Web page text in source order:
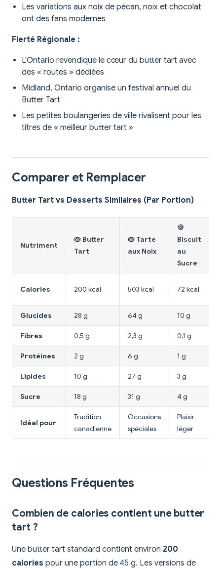
Les variations aux noix de pécan, noix et chocolat
ont des fans modernes
Fierté Régionale :
L'Ontario revendique le cœur du butter tart avec
des « routes » dédiées
Midland, Ontario organise un festival annuel du
Butter Tart
Les petites boulangeries de ville rivalisent pour les
titres de « meilleur butter tart »
Comparer et Remplacer
Butter Tart vs Desserts Similaires (Par Portion)
Nutriment
🥧 Butter
Tart
🥧 Tarte
aux Noix
🍪
Biscuit
au
Sucre
Calories 200 kcal 503 kcal 72 kcal
Glucides 28 g 64 g 10 g
Fibres 0,5 g 2,3 g 0,1 g
Protéines 2 g 6 g 1 g
Lipides 10 g 27 g 3 g
Sucre 18 g 31 g 4 g
Idéal pour
Tradition
canadienne
Occasions
spéciales
Plaisir
léger
Questions Fréquentes
Combien de calories contient une butter
tart ?
Une butter tart standard contient environ 200
calories pour une portion de 45 g. Les versions de